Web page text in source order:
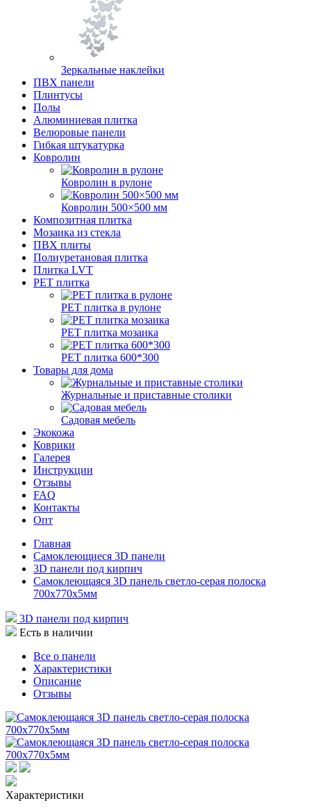
Зеркальные наклейки
ПВХ панели
Плинтусы
Полы
Алюминиевая плитка
Велюровые панели
Гибкая штукатурка
Ковролин
Ковролин в рулоне
Ковролин 500×500 мм
Композитная плитка
Мозаика из стекла
ПВХ плиты
Полиуретановая плитка
Плитка LVT
РЕТ плитка
РЕТ плитка в рулоне
РЕТ плитка мозаика
РЕТ плитка 600*300
Товары для дома
Журнальные и приставные столики
Садовая мебель
Экокожа
Коврики
Галерея
Инструкции
Отзывы
FAQ
Контакты
Опт
Главная
Самоклеющиеся 3D панели
3D панели под кирпич
Самоклеющаяся 3D панель светло-серая полоска
700x770x5мм
3D панели под кирпич
Есть в наличии
Все о панели
Характеристики
Описание
Отзывы
Характеристики